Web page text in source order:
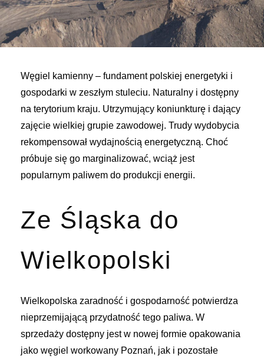
Węgiel kamienny – fundament polskiej energetyki i
gospodarki w zeszłym stuleciu. Naturalny i dostępny
na terytorium kraju. Utrzymujący koniunkturę i dający
zajęcie wielkiej grupie zawodowej. Trudy wydobycia
rekompensował wydajnością energetyczną. Choć
próbuje się go marginalizować, wciąż jest
popularnym paliwem do produkcji energii.
Ze Śląska do
Wielkopolski
Wielkopolska zaradność i gospodarność potwierdza
nieprzemijającą przydatność tego paliwa. W
sprzedaży dostępny jest w nowej formie opakowania
jako węgiel workowany Poznań, jak i pozostałe